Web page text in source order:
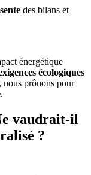
des bilans et
énergétique
écologiques
nous prônons pour
.
vaudrait-il
?